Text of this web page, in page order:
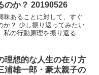
のか？ 20190526
味あることに対して、すぐ
か？ 少し振り返ってみたい
私の行動原理を振り返るき
動しますね」と。僕自身は
いので、そう...
理想的な人生の在り方
浦雄一郎・豪太親子の